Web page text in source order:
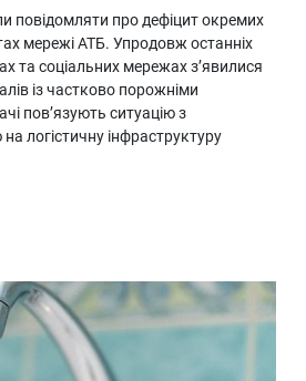
повідомляти про дефіцит окремих
мережі АТБ. Упродовж останніх
та соціальних мережах з’явилися
із частково порожніми
пов’язують ситуацію з
логістичну інфраструктуру